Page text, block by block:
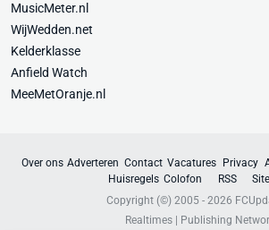
MusicMeter.nl
WijWedden.net
Kelderklasse
Anfield Watch
MeeMetOranje.nl
Over ons Adverteren Contact Vacatures Privacy
Huisregels Colofon RSS
Copyright (©) 2005 - 2026
Realtimes | Publishing